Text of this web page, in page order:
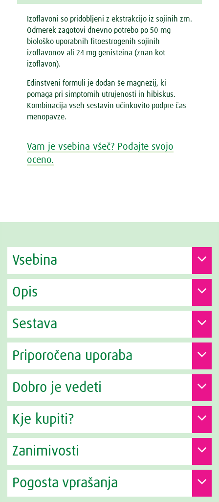
Izoflavoni so pridobljeni z ekstrakcijo iz sojinih zrn.
Odmerek zagotovi dnevno potrebo po 50 mg
biološko uporabnih fitoestrogenih sojinih
izoflavonov ali 24 mg genisteina (znan kot
izoflavon).
Edinstveni formuli je dodan še magnezij, ki
pomaga pri simptomih utrujenosti in hibiskus.
Kombinacija vseh sestavin učinkovito podpre čas
menopavze.
Vam je vsebina všeč? Podajte svojo
oceno.
Vsebina
Opis
Sestava
Priporočena uporaba
Dobro je vedeti
Kje kupiti?
Zanimivosti
Pogosta vprašanja